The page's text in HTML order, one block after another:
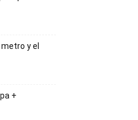
y el
+